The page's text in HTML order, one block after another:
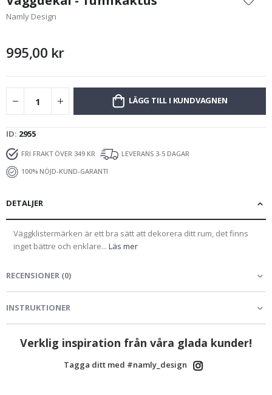
början
av
Namly Design
995,00 kr
LÄGG TILL I KUNDVAGNEN
ID 2955
FRI FRAKT ÖVER 349 KR
LEVERANS 3-5 DAGAR
100% NÖJD-KUND-GARANTI
DETALJER
Väggklistermärken är ett bra sätt att dekorera ditt rum, det finns
inget bättre och enklare... Läs mer
RECENSIONER (0)
INSTRUKTIONER
Verklig inspiration från våra glada kunder!
Tagga ditt med #namly_design